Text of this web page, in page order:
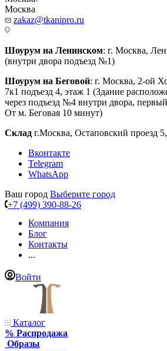
Москва
zakaz@tkanipro.ru
Шоурум на Ленинском: г. Москва,
(внутри двора подъезд №1)
Шоурум на Беговой: г. Москва, 2-ой
7к1 подъезд 4, этаж 1 (Здание
через подъезд №4 внутри двора,
От м. Беговая 10 минут)
Склад г.Москва, Остаповский проезд
Вконтакте
Telegram
WhatsApp
Ваш город Выберите город
+7 (499) 390-88-26
Компания
Блог
Контакты
...
Войти
Каталог
% Распродажа
Образы